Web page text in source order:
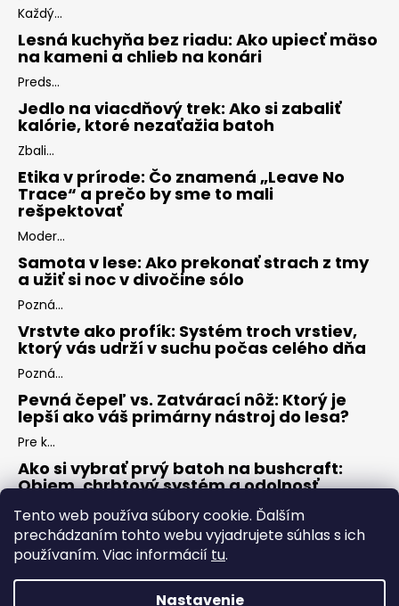
Tento web používa súbory cookie. Ďalším
prechádzaním tohto webu vyjadrujete súhlas s ich
používaním. Viac informácií tu.
Nastavenie
Každý...
Lesná kuchyňa bez riadu: Ako upiecť mäso
na kameni a chlieb na konári
Preds...
Jedlo na viacdňový trek: Ako si zabaliť
kalórie, ktoré nezaťažia batoh
Zbali...
Etika v prírode: Čo znamená „Leave No
Trace“ a prečo by sme to mali
rešpektovať
Moder...
Samota v lese: Ako prekonať strach z tmy
a užiť si noc v divočine sólo
Pozná...
Vrstvte ako profík: Systém troch vrstiev,
ktorý vás udrží v suchu počas celého dňa
Pozná...
Pevná čepeľ vs. Zatvárací nôž: Ktorý je
lepší ako váš primárny nástroj do lesa?
Pre k...
Ako si vybrať prvý batoh na bushcraft:
Objem, chrbtový systém a odolnosť
Keď s...
ARCHÍV